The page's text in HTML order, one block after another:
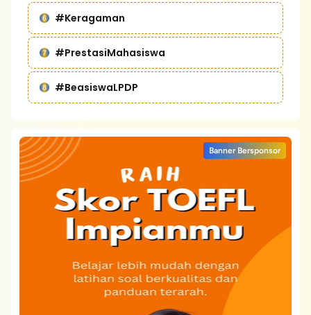
#Keragaman
#PrestasiMahasiswa
#BeasiswaLPDP
Banner Bersponsor